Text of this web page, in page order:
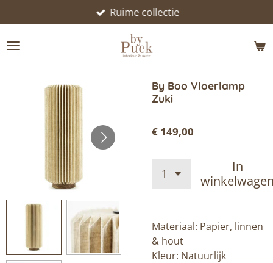
direct
naar
Ruime collectie
By Boo Vloerlamp
Zuki
€ 149,00
In
Materiaal: Papier, linnen
& hout
Kleur: Natuurlijk